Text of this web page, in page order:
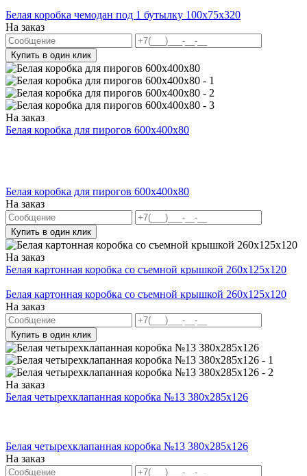
Белая коробка чемодан под 1 бутылку 100х75х320
На заказ
Купить в один клик
На заказ
Белая коробка для пирогов 600x400x80
Белая коробка для пирогов 600x400x80
На заказ
Купить в один клик
На заказ
Белая картонная коробка со съемной крышкой 260х125х120
Белая картонная коробка со съемной крышкой 260х125х120
На заказ
Купить в один клик
На заказ
Белая четырехклапанная коробка №13 380х285х126
Белая четырехклапанная коробка №13 380х285х126
На заказ